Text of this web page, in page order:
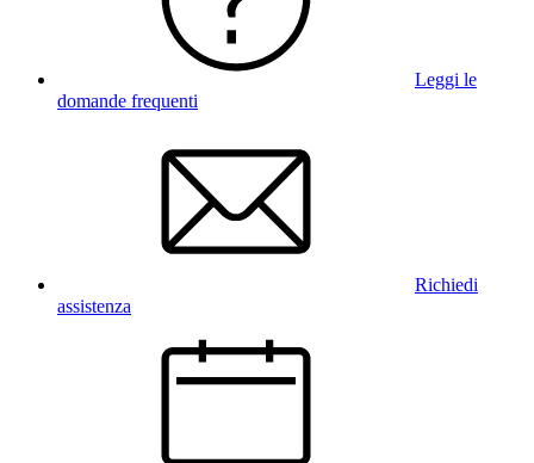
Leggi le
domande frequenti
Richiedi
assistenza